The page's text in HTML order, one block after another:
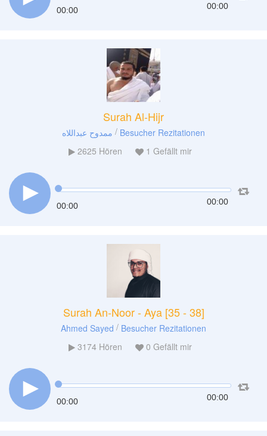
00:00 00:00
Surah Al-Hijr
ممدوح عبداللاه / Besucher Rezitationen
2625 Hören 1 Gefällt mir
00:00 00:00
Surah An-Noor - Aya [35 - 38]
Ahmed Sayed / Besucher Rezitationen
3174Hören 0 Gefällt mir
00:00 00:00